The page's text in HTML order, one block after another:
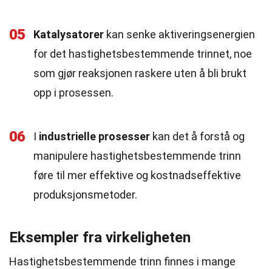
05 Katalysatorer kan senke aktiveringsenergien
for det hastighetsbestemmende trinnet, noe
som gjør reaksjonen raskere uten å bli brukt
opp i prosessen.
06 I industrielle prosesser kan det å forstå og
manipulere hastighetsbestemmende trinn
føre til mer effektive og kostnadseffektive
produksjonsmetoder.
Eksempler fra virkeligheten
Hastighetsbestemmende trinn finnes i mange